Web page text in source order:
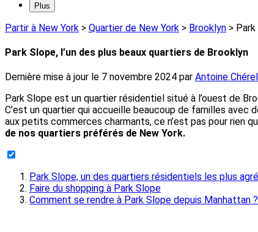
Plus
Partir à New York > Quartier de New York > Brooklyn >
Park Slope, l’un des plus beaux quartiers de Brooklyn
Dernière mise à jour le 7 novembre 2024 par Antoine Chérel
Park Slope est un quartier résidentiel situé à l’ouest de
C’est un quartier qui accueille beaucoup de familles avec
aux petits commerces charmants, ce n’est pas pour rien
de nos quartiers préférés de New York.
Park Slope, un des quartiers résidentiels les plus
Faire du shopping à Park Slope
Comment se rendre à Park Slope depuis Manhattan ?